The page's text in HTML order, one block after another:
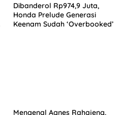
Dibanderol Rp974,9 Juta,
Honda Prelude Generasi
Keenam Sudah ‘Overbooked’
Mengenal Agnes Rahajeng,